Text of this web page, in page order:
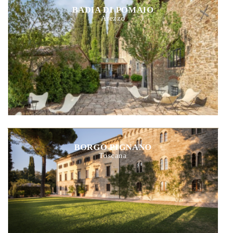
BADIA DI POMAIO
Arezzo
BORGO PIGNANO
Toscana